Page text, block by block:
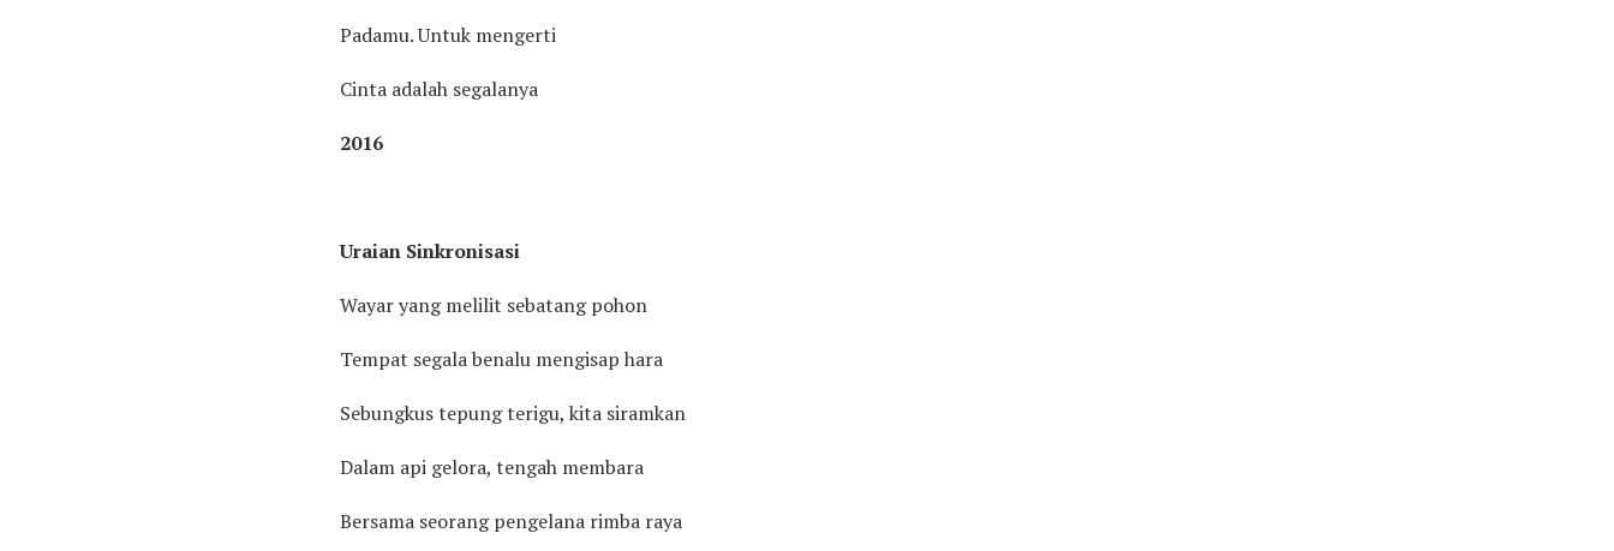
Padamu. Untuk mengerti
Cinta adalah segalanya
2016
Uraian Sinkronisasi
Wayar yang melilit sebatang pohon
Tempat segala benalu mengisap hara
Sebungkus tepung terigu, kita siramkan
Dalam api gelora, tengah membara
Bersama seorang pengelana rimba raya